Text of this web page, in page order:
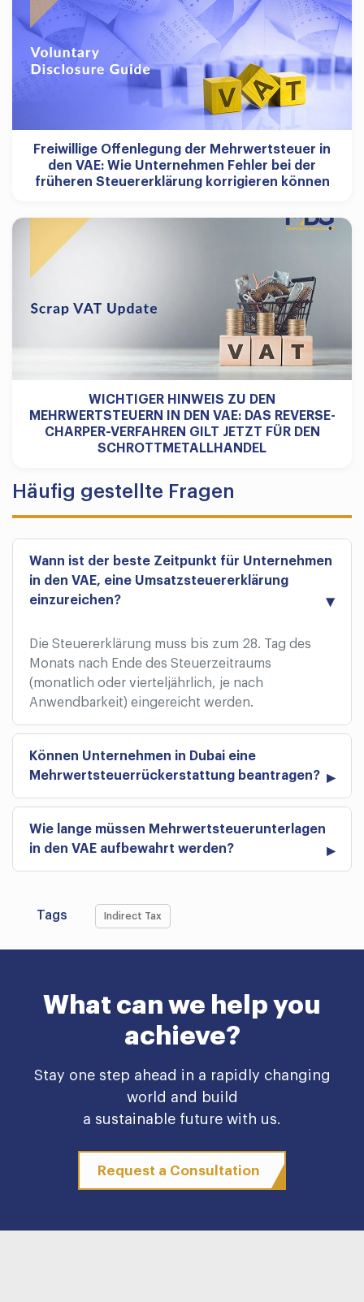
Freiwillige Offenlegung der Mehrwertsteuer in
den VAE: Wie Unternehmen Fehler bei der
früheren Steuererklärung korrigieren können
WICHTIGER HINWEIS ZU DEN
MEHRWERTSTEUERN IN DEN VAE: DAS REVERSE-
CHARPER-VERFAHREN GILT JETZT FÜR DEN
SCHROTTMETALLHANDEL
Häufig gestellte Fragen
Wann ist der beste Zeitpunkt für Unternehmen
in den VAE, eine Umsatzsteuererklärung
einzureichen?
Die Steuererklärung muss bis zum 28. Tag des
Monats nach Ende des Steuerzeitraums
(monatlich oder vierteljährlich, je nach
Anwendbarkeit) eingereicht werden.
Können Unternehmen in Dubai eine
Mehrwertsteuerrückerstattung beantragen?
Wie lange müssen Mehrwertsteuerunterlagen
in den VAE aufbewahrt werden?
Tags Indirect Tax
What can we help you
achieve?
Stay one step ahead in a rapidly changing
world and build
a sustainable future with us.
Request a Consultation